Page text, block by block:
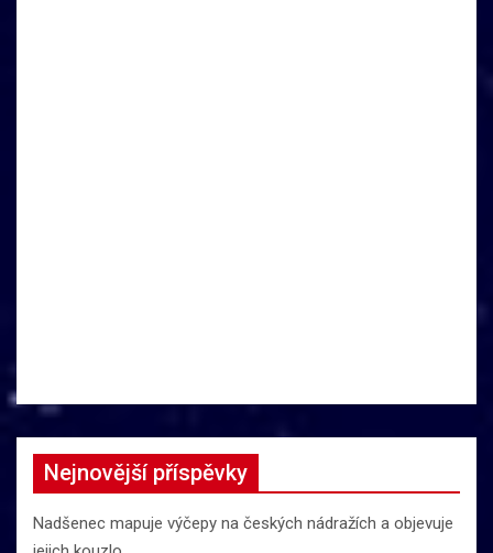
Nejnovější příspěvky
Nadšenec mapuje výčepy na českých nádražích a objevuje